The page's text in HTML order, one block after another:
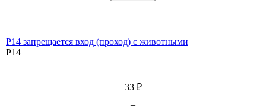
P14 запрещается вход (проход) с животными
P14
33 ₽
–